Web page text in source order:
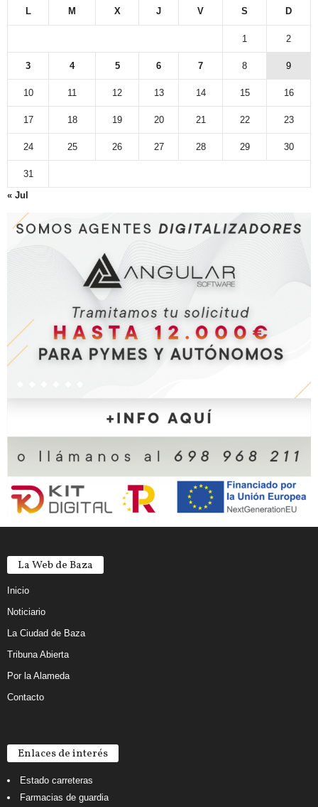
L M X J V S D
1 2
3 4 5 6 7 8 9
10 11 12 13 14 15 16
17 18 19 20 21 22 23
24 25 26 27 28 29 30
31
« Jul
La Web de Baza
Inicio
Noticiario
La Ciudad de Baza
Tribuna Abierta
Por la Alameda
Contacto
Enlaces de interés
Estado carreteras
Farmacias de guardia